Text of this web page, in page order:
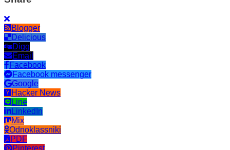
Blogger
Delicious
Digg
Email
Facebook
Facebook messenger
Google
Hacker News
Line
LinkedIn
Mix
Odnoklassniki
PDF